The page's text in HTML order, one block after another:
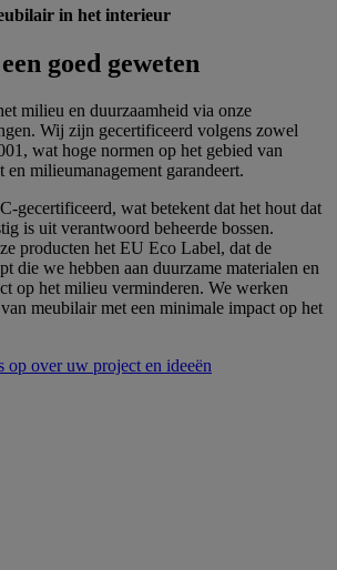
in het interieur
goed geweten
milieu en duurzaamheid via onze
Wij zijn gecertificeerd volgens zowel
wat hoge normen op het gebied van
en milieumanagement garandeert.
gecertificeerd, wat betekent dat het hout dat
is uit verantwoord beheerde bossen.
producten het EU Eco Label, dat de
die we hebben aan duurzame materialen en
op het milieu verminderen. We werken
meubilair met een minimale impact op het
op over uw project en ideeën